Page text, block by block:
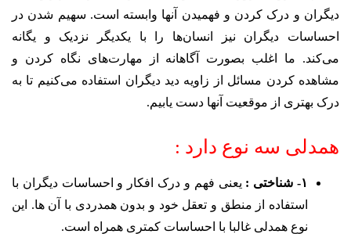
دیگران و درک کردن و فهمیدن آنها وابسته است. سهیم شدن در
احساسات دیگران نیز انسان‌ها را با یکدیگر نزدیک و یگانه
می‌کند. ما اغلب بصورت آگاهانه از مهارت‌های نگاه کردن و
مشاهده کردن مسائل از زاویه دید دیگران استفاده می‌کنیم تا به
درک بهتری از موقعیت آنها دست یابیم.
همدلی سه نوع دارد :
۱- شناختی :
یعنی فهم و درک افکار و احساسات دیگران با
استفاده از منطق و تعقل خود و بدون همدردی با آن ها. این
نوع همدلی غالبا با احساسات کمتری همراه است.